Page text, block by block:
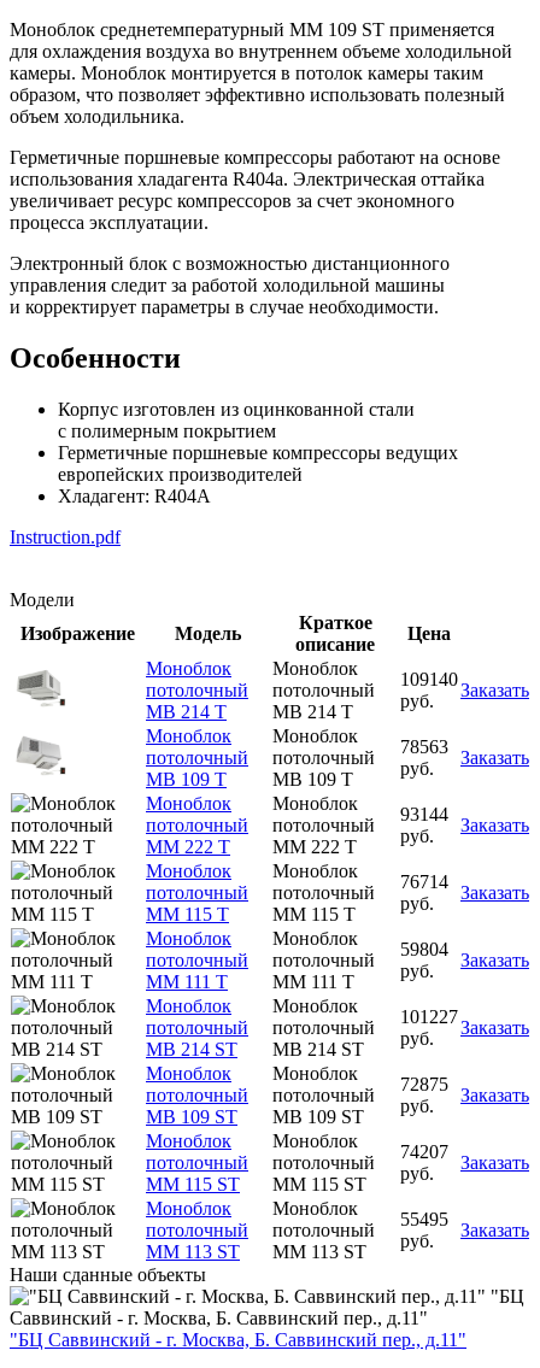
Моноблок среднетемпературный MM 109 ST применяется
для охлаждения воздуха во внутреннем объеме холодильной
камеры. Моноблок монтируется в потолок камеры таким
образом, что позволяет эффективно использовать полезный
объем холодильника.
Герметичные поршневые компрессоры работают на основе
использования хладагента R404а. Электрическая оттайка
увеличивает ресурс компрессоров за счет экономного
процесса эксплуатации.
Электронный блок с возможностью дистанционного
управления следит за работой холодильной машины
и корректирует параметры в случае необходимости.
Особенности
Корпус изготовлен из оцинкованной стали
с полимерным покрытием
Герметичные поршневые компрессоры ведущих
европейских производителей
Хладагент: R404A
Instruction.pdf
Модели
Изображение
Модель
Краткое
описание
Цена
Моноблок
потолочный
МВ 214 Т
Моноблок
потолочный
МВ 214 Т
109140
руб.
Заказать
Моноблок
потолочный
МВ 109 Т
Моноблок
потолочный
МВ 109 Т
78563
руб.
Заказать
Моноблок
потолочный
MM 222 T
Моноблок
потолочный
MM 222 T
93144
руб.
Заказать
Моноблок
потолочный
MM 115 T
Моноблок
потолочный
MM 115 T
76714
руб.
Заказать
Моноблок
потолочный
MM 111 T
Моноблок
потолочный
MM 111 T
59804
руб.
Заказать
Моноблок
потолочный
MB 214 ST
Моноблок
потолочный
MB 214 ST
101227
руб.
Заказать
Моноблок
потолочный
MB 109 ST
Моноблок
потолочный
MB 109 ST
72875
руб.
Заказать
Моноблок
потолочный
MM 115 ST
Моноблок
потолочный
MM 115 ST
74207
руб.
Заказать
Моноблок
потолочный
MM 113 ST
Моноблок
потолочный
MM 113 ST
55495
руб.
Заказать
Наши сданные объекты
"БЦ
Саввинский - г. Москва, Б. Саввинский пер., д.11"
"БЦ Саввинский - г. Москва, Б. Саввинский пер., д.11"